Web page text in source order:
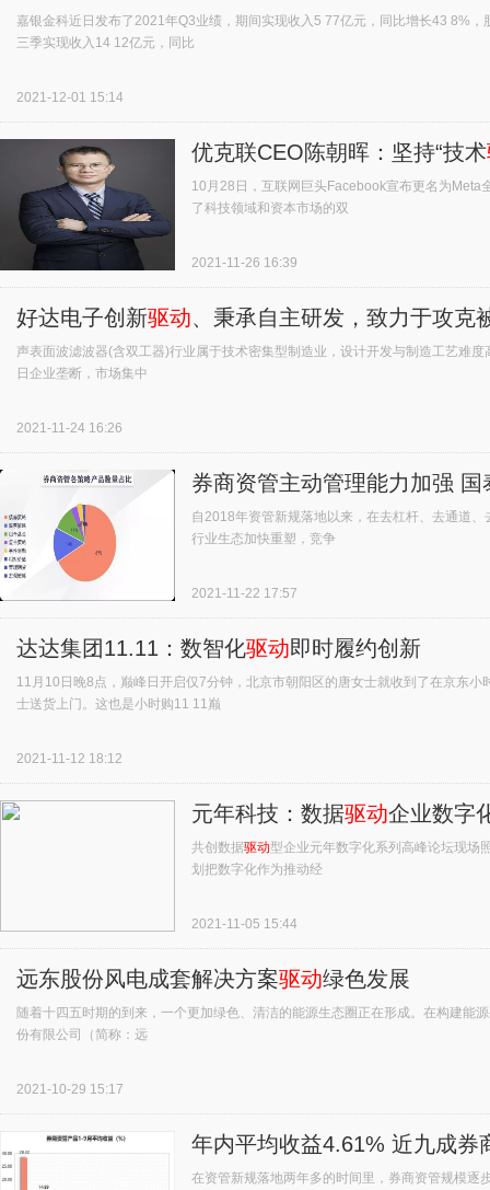
嘉银金科近日发布了2021年Q3业绩，期间实现收入5 77亿元，同比增长43 8%
三季实现收入14 12亿元，同比
2021-12-01 15:14
优克联CEO陈朝晖：坚持“技术
10月28日，互联网巨头Facebook宣布更名为Meta
了科技领域和资本市场的双
2021-11-26 16:39
好达电子创新驱动、秉承自主研发，致力于攻克被国
声表面波滤波器(含双工器)行业属于技术密集型制造业，设计开发与制造工艺难
日企业垄断，市场集中
2021-11-24 16:26
券商资管主动管理能力加强
自2018年资管新规落地以来，在去杠杆、去通道
行业生态加快重塑，竞争
2021-11-22 17:57
达达集团11.11：数智化驱动即时履约创新
11月10日晚8点，巅峰日开启仅7分钟，北京市朝阳区的唐女士就收到了在京东
士送货上门。这也是小时购11 11巅
2021-11-12 18:12
元年科技：数据驱动企业数字
共创数据驱动型企业元年数字化系列高峰论坛现场
划把数字化作为推动经
2021-11-05 15:44
远东股份风电成套解决方案驱动绿色发展
随着十四五时期的到来，一个更加绿色、清洁的能源生态圈正在形成。在构建能
份有限公司（简称：远
2021-10-29 15:17
年内平均收益4.61% 近九成券
在资管新规落地两年多的时间里，券商资管规模逐